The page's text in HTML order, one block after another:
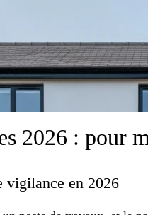
2026 : pour
vigilance en 2026